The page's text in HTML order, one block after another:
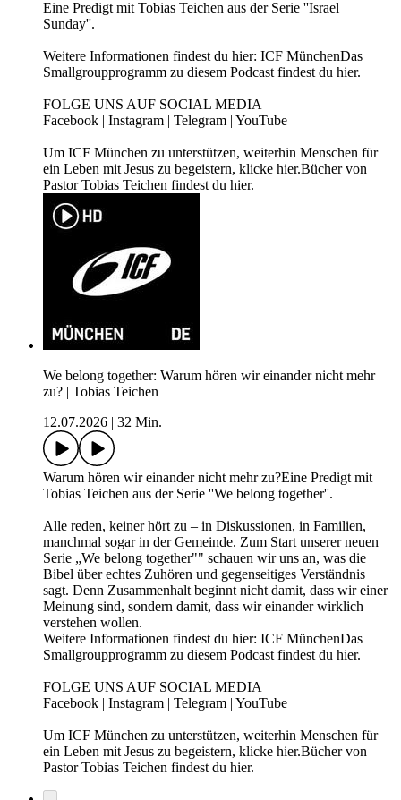
Eine Predigt mit Tobias Teichen aus der Serie ''Israel
Sunday''.
Weitere Informationen findest du hier: ICF MünchenDas
Smallgroupprogramm zu diesem Podcast findest du hier.
FOLGE UNS AUF SOCIAL MEDIA
⁠Facebook⁠ | ⁠Instagram⁠ | ⁠Telegram⁠ | ⁠YouTube⁠
Um ICF München zu unterstützen, weiterhin Menschen für
ein Leben mit Jesus zu begeistern, klicke ⁠hier.⁠Bücher von
Pastor Tobias Teichen findest du ⁠hier⁠.
We belong together: Warum hören wir einander nicht mehr
zu? | Tobias Teichen
12.07.2026
32 Min.
Warum hören wir einander nicht mehr zu?Eine Predigt mit
Tobias Teichen aus der Serie ''We belong together''.
Alle reden, keiner hört zu – in Diskussionen, in Familien,
manchmal sogar in der Gemeinde. Zum Start unserer neuen
Serie „We belong together"" schauen wir uns an, was die
Bibel über echtes Zuhören und gegenseitiges Verständnis
sagt. Denn Zusammenhalt beginnt nicht damit, dass wir einer
Meinung sind, sondern damit, dass wir einander wirklich
verstehen wollen.
Weitere Informationen findest du hier: ICF MünchenDas
Smallgroupprogramm zu diesem Podcast findest du hier.
FOLGE UNS AUF SOCIAL MEDIA
⁠Facebook⁠ | ⁠Instagram⁠ | ⁠Telegram⁠ | ⁠YouTube⁠
Um ICF München zu unterstützen, weiterhin Menschen für
ein Leben mit Jesus zu begeistern, klicke ⁠hier.⁠Bücher von
Pastor Tobias Teichen findest du ⁠hier⁠.